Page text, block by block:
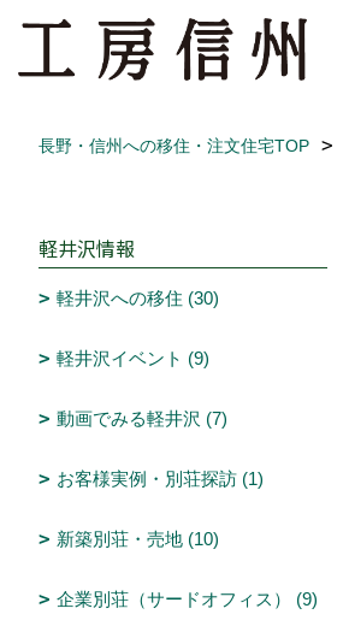
長野・信州への移住・注文住宅TOP
軽井沢情報
軽井沢への移住 (30)
軽井沢イベント (9)
動画でみる軽井沢 (7)
お客様実例・別荘探訪 (1)
新築別荘・売地 (10)
企業別荘（サードオフィス） (9)